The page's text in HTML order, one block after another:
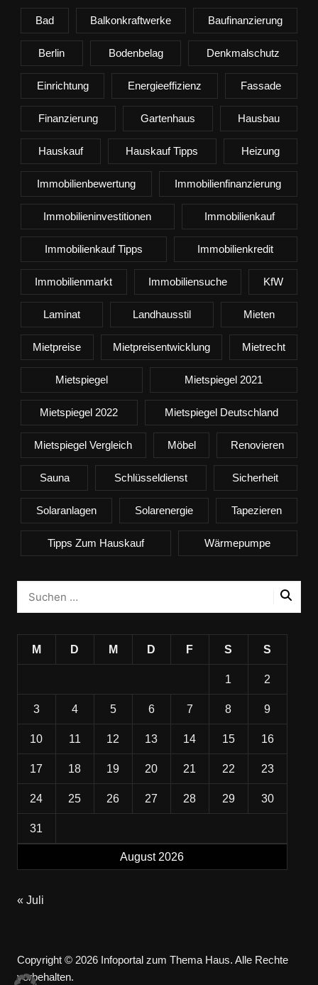
Bad Balkonkraftwerke Baufinanzierung
Berlin Bodenbelag Denkmalschutz
Einrichtung Energieeffizienz Fassade
Finanzierung Gartenhaus Hausbau
Hauskauf Hauskauf Tipps Heizung
Immobilienbewertung Immobilienfinanzierung
Immobilieninvestitionen Immobilienkauf
Immobilienkauf Tipps Immobilienkredit
Immobilienmarkt Immobiliensuche KfW
Laminat Landhausstil Mieten
Mietpreise Mietpreisentwicklung Mietrecht
Mietspiegel Mietspiegel 2021
Mietspiegel 2022 Mietspiegel Deutschland
Mietspiegel Vergleich Möbel Renovieren
Sauna Schlüsseldienst Sicherheit
Solaranlagen Solarenergie Tapezieren
Tipps Zum Hauskauf Wärmepumpe
August 2026
M D M D F S S
1 2
3 4 5 6 7 8 9
10 11 12 13 14 15 16
17 18 19 20 21 22 23
24 25 26 27 28 29 30
31
« Juli
Copyright © 2026 Infoportal zum Thema Haus. Alle Rechte
vorbehalten.